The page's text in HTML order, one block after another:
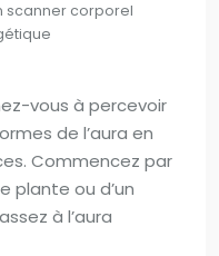
scanner corporel
vous à percevoir
de l’aura en
Commencez par
plante ou d’un
à l’aura